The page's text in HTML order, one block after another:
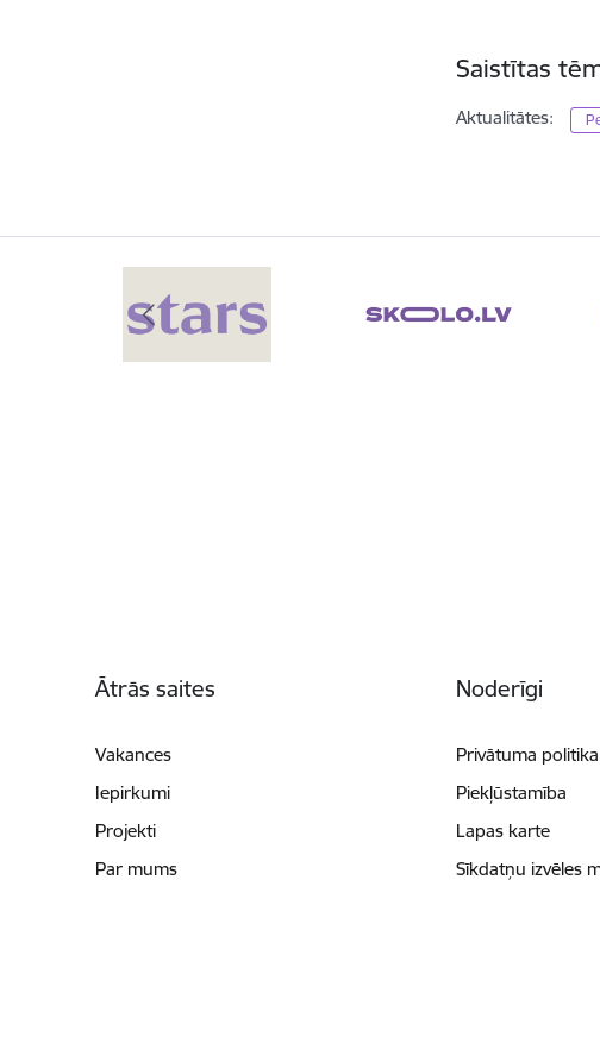
Saistītas
Aktualitātes:
Ātrās saites
Vakances
Iepirkumi
Projekti
Par mums
Noderīgi
Privātuma politika
Piekļūstamība
Lapas karte
Sīkdatņu izvēles